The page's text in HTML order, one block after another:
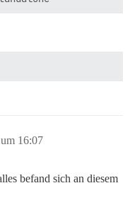
16:07
befand sich an diesem